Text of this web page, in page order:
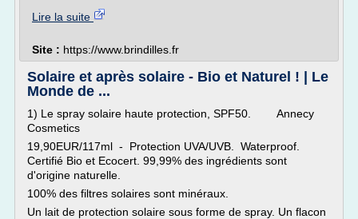
Lire la suite
Site : https://www.brindilles.fr
Solaire et après solaire - Bio et Naturel ! | Le
Monde de ...
1) Le spray solaire haute protection, SPF50. Annecy
Cosmetics
19,90EUR/117ml - Protection UVA/UVB. Waterproof.
Certifié Bio et Ecocert. 99,99% des ingrédients sont
d'origine naturelle.
100% des filtres solaires sont minéraux.
Un lait de protection solaire sous forme de spray. Un flacon